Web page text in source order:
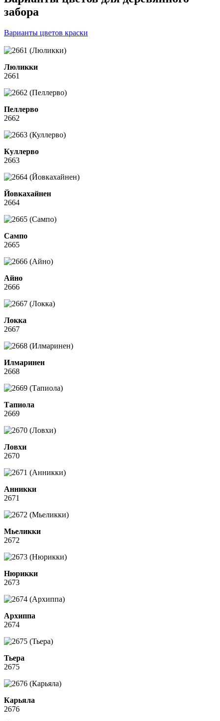
забора
Варианты цветов краски
Люликки
2661
Пеллерво
2662
Куллерво
2663
Йовкахайнен
2664
Сампо
2665
Айно
2666
Локка
2667
Илмаринен
2668
Тапиола
2669
Ловхи
2670
Анникки
2671
Мьеликки
2672
Нюрикки
2673
Архиппа
2674
Тьера
2675
Карьяла
2676